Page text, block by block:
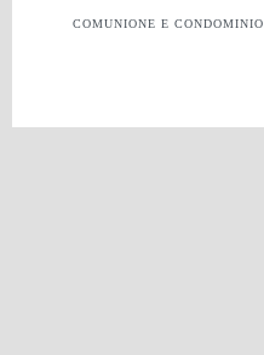
COMUNIONE E CONDOMINIO